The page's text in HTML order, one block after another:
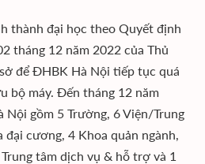
thành đại học theo Quyết định
tháng 12 năm 2022 của Thủ
để ĐHBK Hà Nội tiếp tục quá
bộ máy. Đến tháng 12 năm
Nội gồm 5 Trường, 6 Viện/Trung
cương, 4 Khoa quản ngành,
tâm dịch vụ & hỗ trợ và 1